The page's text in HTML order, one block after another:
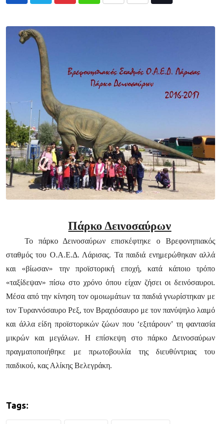
Email
Πάρκο Δεινοσαύρων
Το πάρκο Δεινοσαύρων επισκέφτηκε ο Βρεφονηπιακός
σταθμός του Ο.Α.Ε.Δ. Λάρισας. Τα παιδιά ενημερώθηκαν αλλά
και «βίωσαν» την προϊστορική εποχή, κατά κάποιο τρόπο
«ταξίδεψαν» πίσω στο χρόνο όπου είχαν ζήσει οι δεινόσαυροι.
Μέσα από την κίνηση τον ομοιωμάτων τα παιδιά γνωρίστηκαν με
τον Τυραννόσαυρο Ρεξ, τον Βραχιόσαυρο με τον πανύψηλο λαιμό
και άλλα είδη προϊστορικών ζώων που ‘εξιτάρουν’ τη φαντασία
μικρών και μεγάλων. Η επίσκεψη στο πάρκο Δεινοσαύρων
πραγματοποιήθηκε με πρωτοβουλία της διευθύντριας του
παιδικού, κας Αλίκης Βελεγράκη.
Tags: